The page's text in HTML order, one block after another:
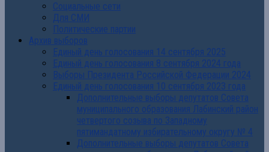
Социальные сети
Для СМИ
Политические партии
Архив выборов
Единый день голосования 14 сентября 2025
Единый день голосования 8 сентября 2024 года
Выборы Президента Российской Федерации 2024
Единый день голосования 10 сентября 2023 года
Дополнительные выборы депутатов Совета
муниципального образования Лабинский район
четвертого созыва по Западному
пятимандатному избирательному округу № 4
Дополнительные выборы депутатов Совета